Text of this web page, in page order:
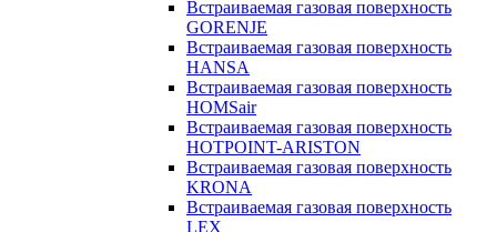
Встраиваемая газовая поверхность
GORENJE
Встраиваемая газовая поверхность
HANSA
Встраиваемая газовая поверхность
HOMSair
Встраиваемая газовая поверхность
HOTPOINT-ARISTON
Встраиваемая газовая поверхность
KRONA
Встраиваемая газовая поверхность
LEX